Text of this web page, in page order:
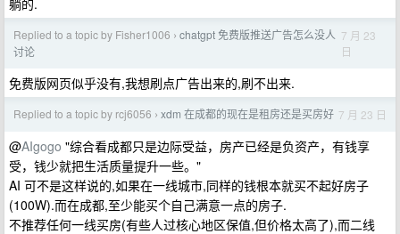
躺的.
Replied to a topic by Fisher1006 › chatgpt 免费版推送广告怎么没人
讨论
7 月 23
日
免费版网页似乎没有,我想刷点广告出来的,刷不出来.
Replied to a topic by rcj6056 › xdm 在成都的现在是租房还是买房好 7 月 23 日
@AIgogo "综合看成都只是边际受益，房产已经是负资产，有钱享
受，钱少就把生活质量提升一些。"
AI 可不是这样说的,如果在一线城市,同样的钱根本就买不起好房子
(100W).而在成都,至少能买个自己满意一点的房子.
不推荐任何一线买房(有些人过核心地区保值,但价格太高了),而二线